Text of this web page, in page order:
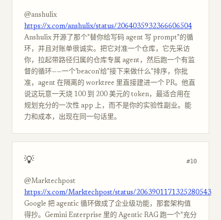
@anshulix
https://x.com/anshulix/status/2064035932366606504
Anshulix 开源了那个"替你给写码 agent 写 prompt"的循
环，并且对账单很诚实。把它对准一个仓库，它先采访
你，拉起带路径归属的仓库专属 agent，然后跑一个有监
督的循环——一个'beacon'给"接下来做什么"排序，你批
准，agent 在隔离的 worktree 里直接建进一个 PR。他直
说这玩意一天烧 100 到 200 美元的 token，最适合用在
规划充分的一次性 app 上，而不是你的实验性副业。能
力和成本，出现在同一句话里。
💡 #10
@Marktechpost
https://x.com/Marktechpost/status/2063901171325280543
Google 把 agentic 循环做成了企业级功能，那套架构值
得抄。Gemini Enterprise 里的 Agentic RAG 跑一个"充分